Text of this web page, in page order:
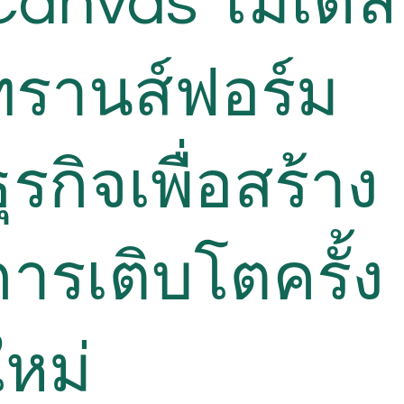
านส์ฟอร์ม
กิจเพื่อสร้าง
รเติบโตครั้ง
ม่